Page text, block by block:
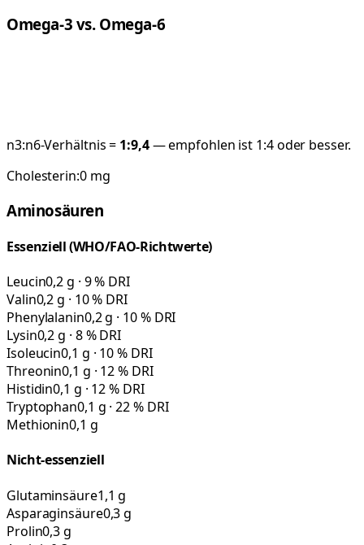
Omega-3 vs. Omega-6
n3:n6-Verhältnis = 1:9,4— empfohlen ist 1:4 oder besser.
Cholesterin:0mg
Aminosäuren
Essenziell (WHO/FAO-Richtwerte)
Leucin0,2 g · 9 % DRI
Valin0,2 g · 10 % DRI
Phenylalanin0,2 g · 10 % DRI
Lysin0,2 g · 8 % DRI
Isoleucin0,1 g · 10 % DRI
Threonin0,1 g · 12 % DRI
Histidin0,1 g · 12 % DRI
Tryptophan0,1 g · 22 % DRI
Methionin0,1 g
Nicht-essenziell
Glutaminsäure1,1 g
Asparaginsäure0,3 g
Prolin0,3 g